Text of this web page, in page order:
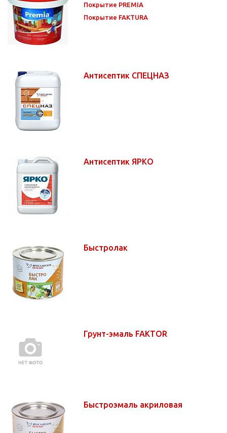
Покрытие PREMIA
Покрытие FAKTURA
Антисептик СПЕЦНАЗ
Антисептик ЯРКО
Быстролак
Грунт-эмаль FAKTOR
Быстроэмаль акриловая